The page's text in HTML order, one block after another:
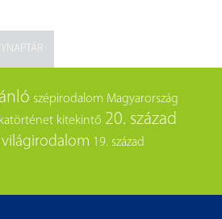
szépirodalom Magyarország
kitekintő 20. század
világirodalom 19. század